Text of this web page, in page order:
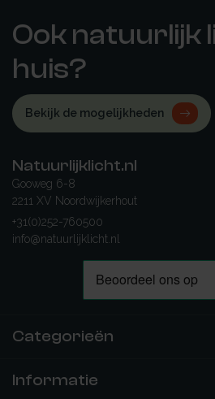
Ook natuurlijk
huis?
Bekijk de mogelijkheden
Natuurlijklicht.nl
Gooweg 6-8
2211 XV Noordwijkerhout
+31(0)252-760500
info@natuurlijklicht.nl
Categorieën
Informatie